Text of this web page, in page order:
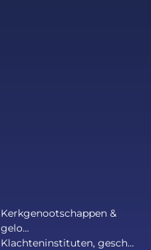
Kerkgenootschappen &
gelo...
Klachteninstituten, gesch...